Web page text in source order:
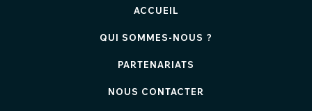
ACCUEIL
QUI SOMMES-NOUS ?
PARTENARIATS
NOUS CONTACTER